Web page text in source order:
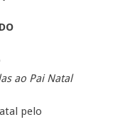
ao Pai Natal
pelo